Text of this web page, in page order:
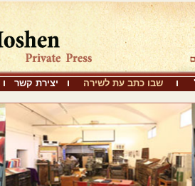
שבו כתב עת לשירה יצירת קשר